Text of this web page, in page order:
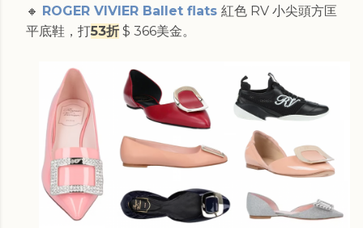
🔸 ROGER VIVIER Ballet flats 紅色 RV 小尖頭方匡
平底鞋，打53折 $ 366美金。